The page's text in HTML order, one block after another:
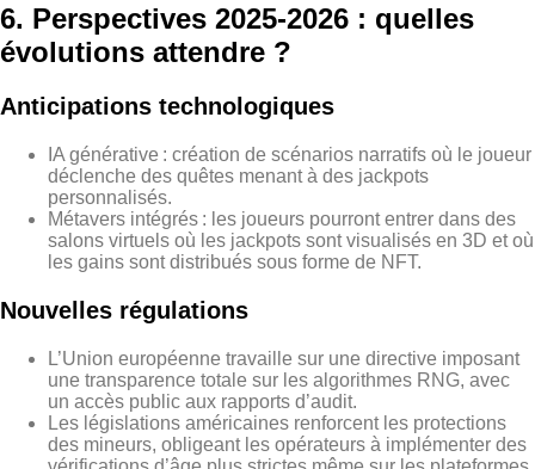
6. Perspectives 2025‑2026 : quelles
évolutions attendre ?
Anticipations technologiques
IA générative : création de scénarios narratifs où le joueur
déclenche des quêtes menant à des jackpots
personnalisés.
Métavers intégrés : les joueurs pourront entrer dans des
salons virtuels où les jackpots sont visualisés en 3D et où
les gains sont distribués sous forme de NFT.
Nouvelles régulations
L’Union européenne travaille sur une directive imposant
une transparence totale sur les algorithmes RNG, avec
un accès public aux rapports d’audit.
Les législations américaines renforcent les protections
des mineurs, obligeant les opérateurs à implémenter des